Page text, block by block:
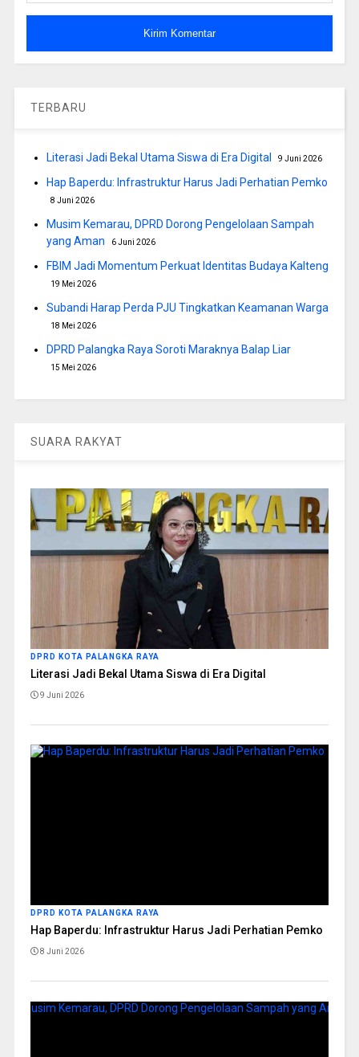
TERBARU
Literasi Jadi Bekal Utama Siswa di Era Digital 9 Juni 2026
Hap Baperdu: Infrastruktur Harus Jadi Perhatian Pemko
8 Juni 2026
Musim Kemarau, DPRD Dorong Pengelolaan Sampah
yang Aman
6 Juni 2026
FBIM Jadi Momentum Perkuat Identitas Budaya Kalteng
19 Mei 2026
Subandi Harap Perda PJU Tingkatkan Keamanan Warga
18 Mei 2026
DPRD Palangka Raya Soroti Maraknya Balap Liar
15 Mei 2026
SUARA RAKYAT
DPRD KOTA PALANGKA RAYA
Literasi Jadi Bekal Utama Siswa di Era Digital
9 Juni 2026
DPRD KOTA PALANGKA RAYA
Hap Baperdu: Infrastruktur Harus Jadi Perhatian Pemko
8 Juni 2026